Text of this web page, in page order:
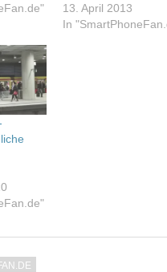
13. April 2013
In